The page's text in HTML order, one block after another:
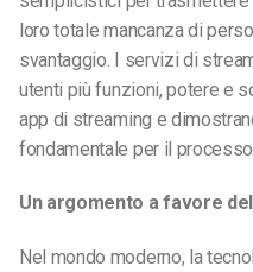
loro totale mancanza di
svantaggio. I servizi di
utenti più funzioni, potere e
app di streaming e
fondamentale per il
Un argomento a favore
Nel mondo moderno, la